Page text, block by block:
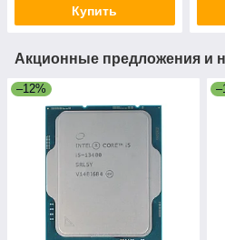
Купить
Акционные предложения и
–12%